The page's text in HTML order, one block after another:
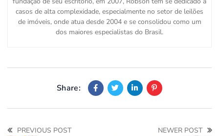
casos de alta complexidade, especialmente no setor de leilões
de imóveis, onde atua desde 2004 e se consolidou como um
dos maiores especialistas do Brasil.
Share:
PREVIOUS POST NEWER POST